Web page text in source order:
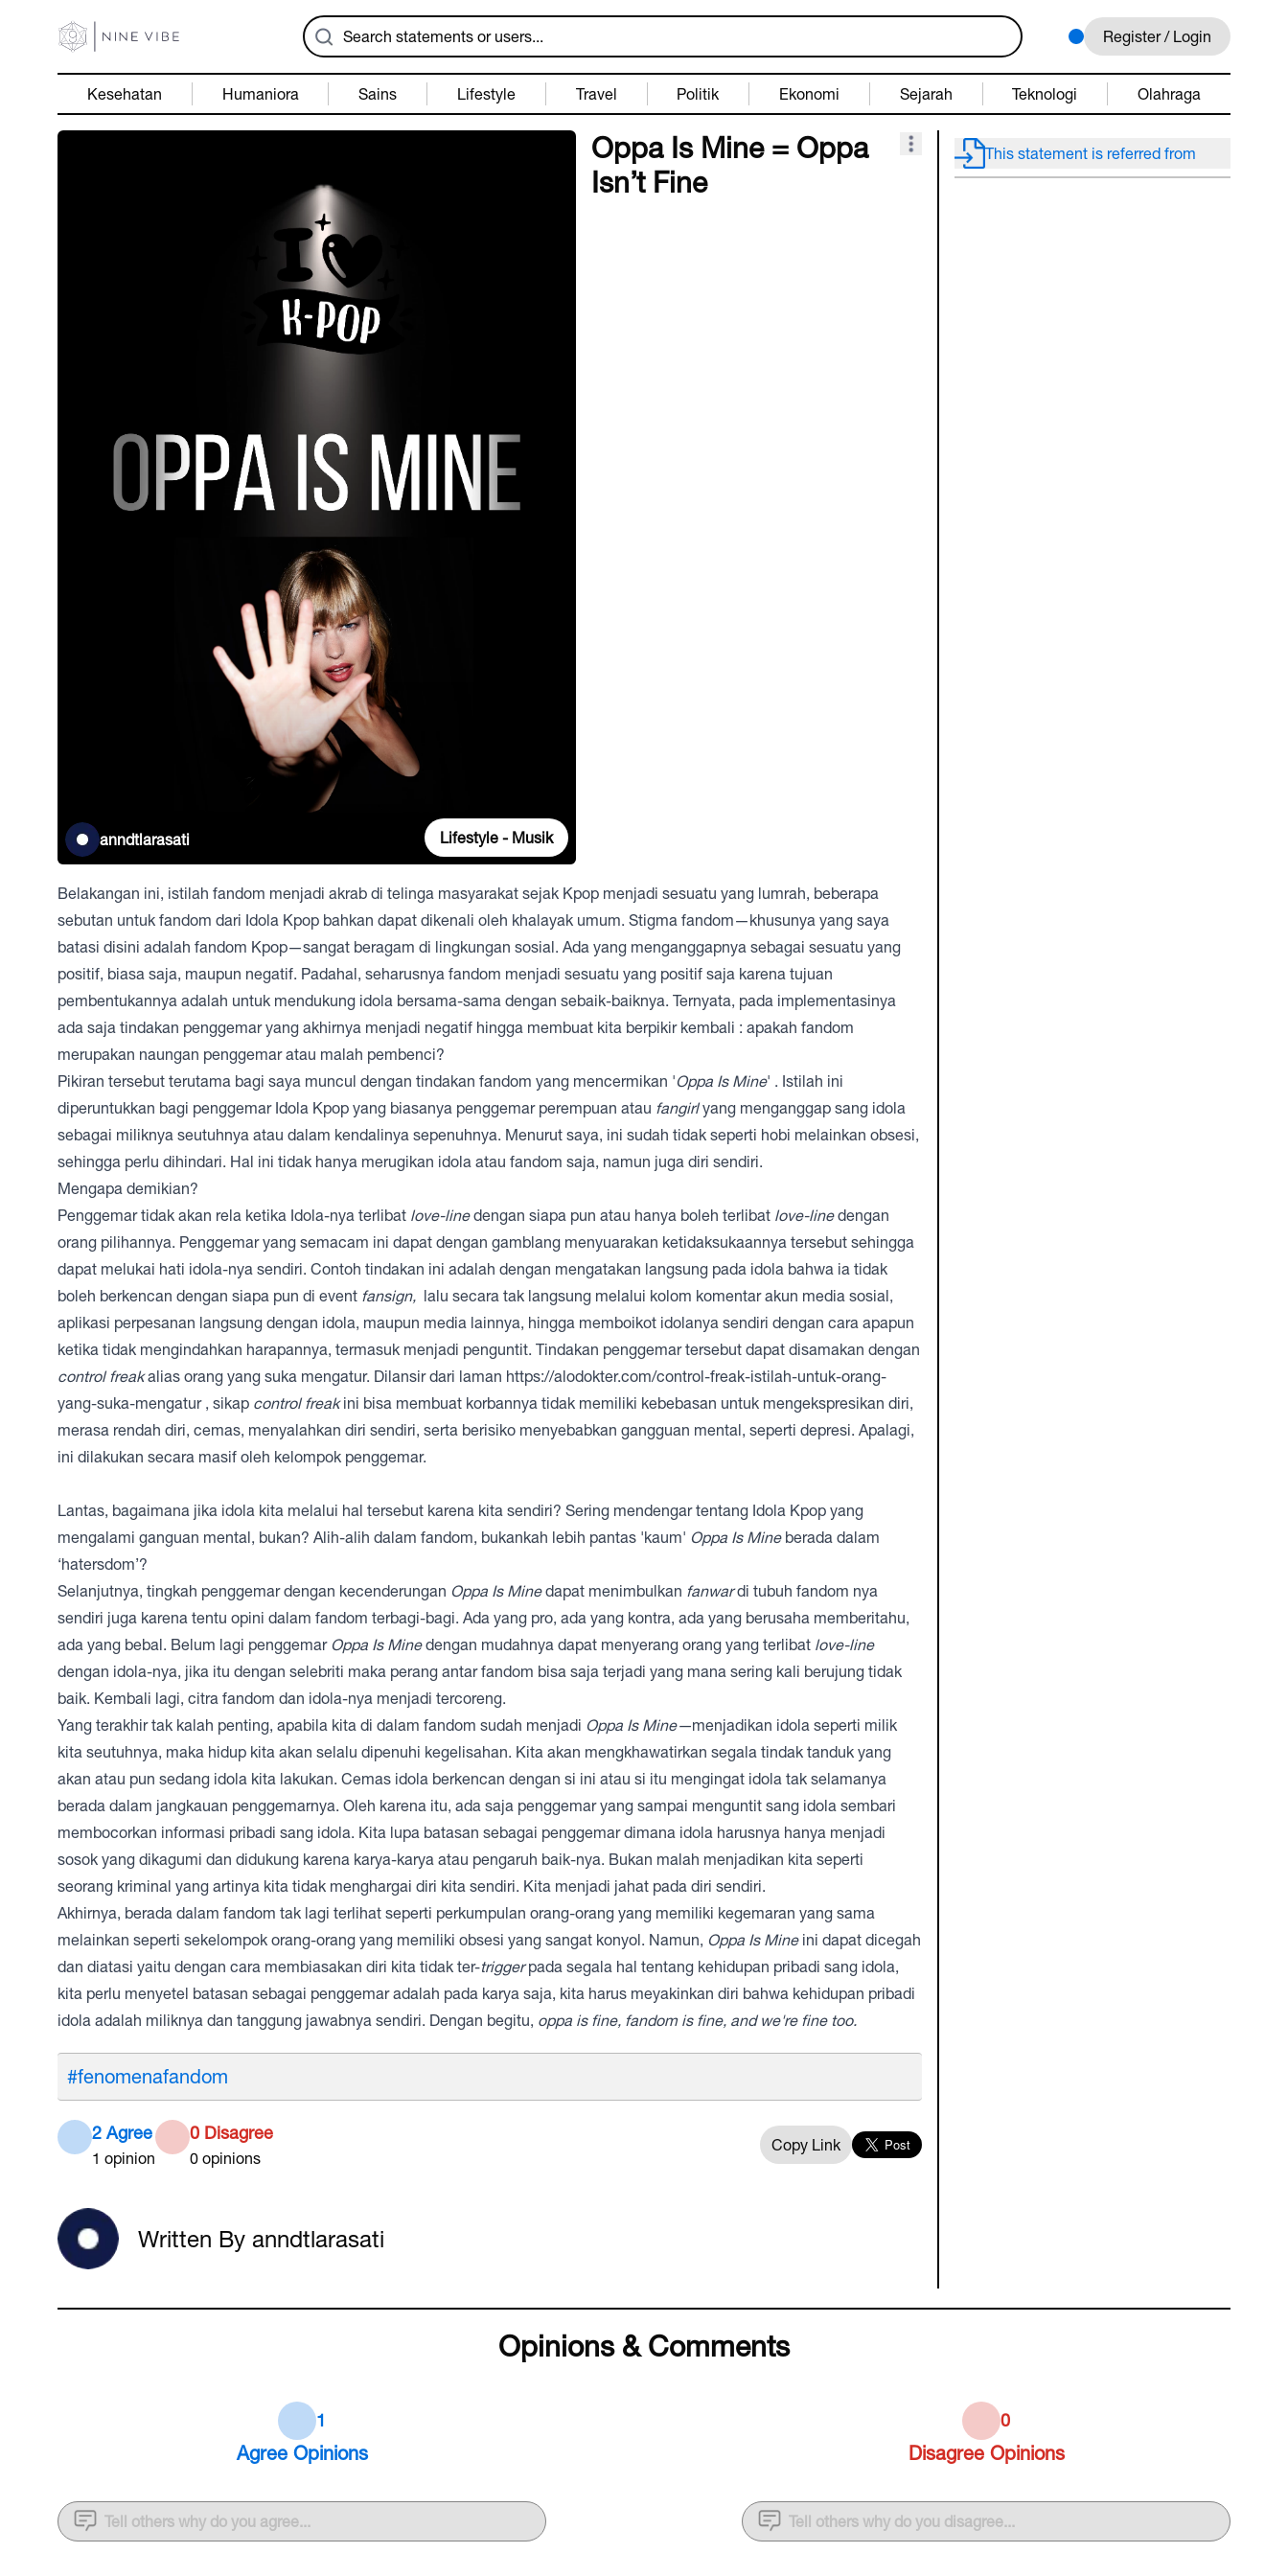
Register / Login
Kesehatan Humaniora Sains Lifestyle Travel Politik Ekonomi Sejarah Teknologi Olahraga
Oppa Is Mine = Oppa
Isn’t Fine
anndtlarasati Lifestyle - Musik
Belakangan ini, istilah fandom menjadi akrab di telinga masyarakat sejak Kpop menjadi sesuatu yang lumrah, beberapa
sebutan untuk fandom dari Idola Kpop bahkan dapat dikenali oleh khalayak umum. Stigma fandom—khusunya yang saya
batasi disini adalah fandom Kpop—sangat beragam di lingkungan sosial. Ada yang menganggapnya sebagai sesuatu yang
positif, biasa saja, maupun negatif. Padahal, seharusnya fandom menjadi sesuatu yang positif saja karena tujuan
pembentukannya adalah untuk mendukung idola bersama-sama dengan sebaik-baiknya. Ternyata, pada implementasinya
ada saja tindakan penggemar yang akhirnya menjadi negatif hingga membuat kita berpikir kembali : apakah fandom
merupakan naungan penggemar atau malah pembenci?
Pikiran tersebut terutama bagi saya muncul dengan tindakan fandom yang mencermikan 'Oppa Is Mine' . Istilah ini
diperuntukkan bagi penggemar Idola Kpop yang biasanya penggemar perempuan atau fangirlyang menganggap sang idola
sebagai miliknya seutuhnya atau dalam kendalinya sepenuhnya. Menurut saya, ini sudah tidak seperti hobi melainkan obsesi,
sehingga perlu dihindari. Hal ini tidak hanya merugikan idola atau fandom saja, namun juga diri sendiri.
Mengapa demikian?
Penggemar tidak akan rela ketika Idola-nya terlibat love-linedengan siapa pun atau hanya boleh terlibat love-linedengan
orang pilihannya. Penggemar yang semacam ini dapat dengan gamblang menyuarakan ketidaksukaannya tersebut sehingga
dapat melukai hati idola-nya sendiri. Contoh tindakan ini adalah dengan mengatakan langsung pada idola bahwa ia tidak
boleh berkencan dengan siapa pun di event fansign,
lalu secara tak langsung melalui kolom komentar akun media sosial,
aplikasi perpesanan langsung dengan idola, maupun media lainnya, hingga memboikot idolanya sendiri dengan cara apapun
ketika tidak mengindahkan harapannya, termasuk menjadi penguntit. Tindakan penggemar tersebut dapat disamakan dengan
control freakalias orang yang suka mengatur. Dilansir dari laman https://alodokter.com/control-freak-istilah-untuk-orang-
yang-suka-mengatur, sikap control freakini bisa membuat korbannya tidak memiliki kebebasan untuk mengekspresikan diri,
merasa rendah diri, cemas, menyalahkan diri sendiri, serta berisiko menyebabkan gangguan mental, seperti depresi. Apalagi,
ini dilakukan secara masif oleh kelompok penggemar.
Lantas, bagaimana jika idola kita melalui hal tersebut karena kita sendiri? Sering mendengar tentang Idola Kpop yang
mengalami ganguan mental, bukan? Alih-alih dalam fandom, bukankah lebih pantas 'kaum' Oppa Is Mineberada dalam
‘hatersdom’?
Selanjutnya, tingkah penggemar dengan kecenderungan Oppa Is Minedapat menimbulkan fanwardi tubuh fandom nya
sendiri juga karena tentu opini dalam fandom terbagi-bagi. Ada yang pro, ada yang kontra, ada yang berusaha memberitahu,
ada yang bebal. Belum lagi penggemar Oppa Is Minedengan mudahnya dapat menyerang orang yang terlibat love-line
dengan idola-nya, jika itu dengan selebriti maka perang antar fandom bisa saja terjadi yang mana sering kali berujung tidak
baik. Kembali lagi, citra fandom dan idola-nya menjadi tercoreng.
Yang terakhir tak kalah penting, apabila kita di dalam fandom sudah menjadi Oppa Is Mine—menjadikan idola seperti milik
kita seutuhnya, maka hidup kita akan selalu dipenuhi kegelisahan. Kita akan mengkhawatirkan segala tindak tanduk yang
akan atau pun sedang idola kita lakukan. Cemas idola berkencan dengan si ini atau si itu mengingat idola tak selamanya
berada dalam jangkauan penggemarnya. Oleh karena itu, ada saja penggemar yang sampai menguntit sang idola sembari
membocorkan informasi pribadi sang idola. Kita lupa batasan sebagai penggemar dimana idola harusnya hanya menjadi
sosok yang dikagumi dan didukung karena karya-karya atau pengaruh baik-nya. Bukan malah menjadikan kita seperti
seorang kriminal yang artinya kita tidak menghargai diri kita sendiri. Kita menjadi jahat pada diri sendiri.
Akhirnya, berada dalam fandom tak lagi terlihat seperti perkumpulan orang-orang yang memiliki kegemaran yang sama
melainkan seperti sekelompok orang-orang yang memiliki obsesi yang sangat konyol. Namun, Oppa Is Mine ini dapat dicegah
dan diatasi yaitu dengan cara membiasakan diri kita tidak ter-triggerpada segala hal tentang kehidupan pribadi sang idola,
kita perlu menyetel batasan sebagai penggemar adalah pada karya saja, kita harus meyakinkan diri bahwa kehidupan pribadi
idola adalah miliknya dan tanggung jawabnya sendiri. Dengan begitu, oppa is fine, fandom is fine, and we're fine too.
#fenomenafandom
2 Agree
1 opinion
0 Disagree
0 opinions
Copy Link
Written By anndtlarasati
This statement is referred from
Opinions & Comments
1
Agree Opinions
0
Disagree Opinions
Tell others why do you agree... Tell others why do you disagree...